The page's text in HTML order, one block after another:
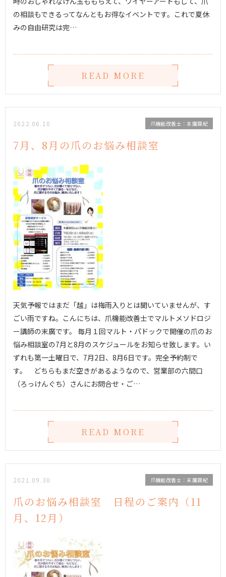
の相談もできるってなんともお得なイベントです。これで夏休
みの自由研究は完…
READ MORE
2022.06.10 爪機能改善士：末廣亜紀
7月、8月の爪のお悩み相談室
天気予報ではまだ「越」は梅雨入りとは聞いていませんが、す
ごい雨ですね。こんにちは、爪機能改善士でマルトメソドロジ
ー講師の末廣です。 毎月１回マルト・パドックで開催の爪のお
悩み相談室の7月と8月のスケジュールをお知らせ致します。い
ずれも第一土曜日で、7月2日、8月6日です。完全予約制で
す。 どちらもまだ空きがあるようなので、営業部の六間口
（ろっけんぐち）さんにお問合せ・ご…
READ MORE
2021.09.30 爪機能改善士：末廣亜紀
爪のお悩み相談室 日程のご案内（11
月、12月）